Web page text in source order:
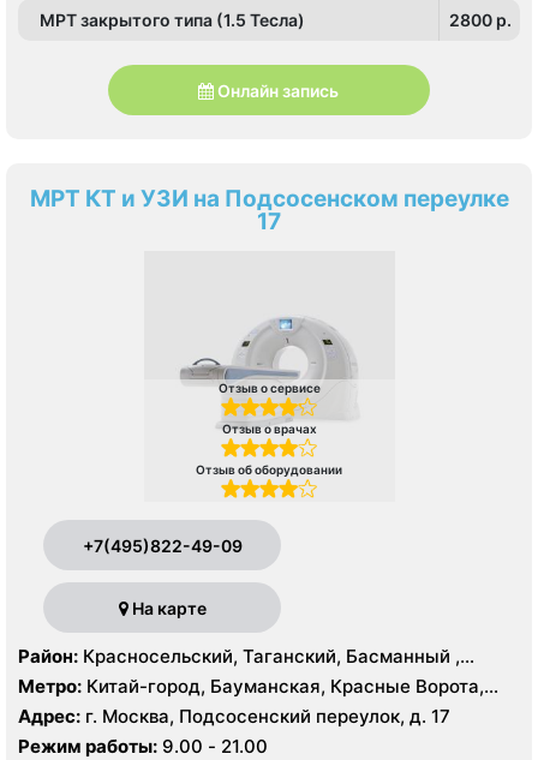
МРТ закрытого типа (1.5 Тесла) 2800 p.
Онлайн запись
МРТ КТ и УЗИ на Подсосенском переулке
17
Отзыв о сервисе
Отзыв о врачах
Отзыв об оборудовании
+7(495)822-49-09
На карте
Район: Красносельский, Таганский, Басманный ,
Тверской
Метро: Китай-город, Бауманская, Красные Ворота,
Кузнецкий мост, Курская, Лубянка, Площадь Ильича,
Сретенский бульвар, Таганская, Чкаловская
Адрес: г. Москва, Подсосенский переулок, д. 17
Режим работы: 9.00 - 21.00